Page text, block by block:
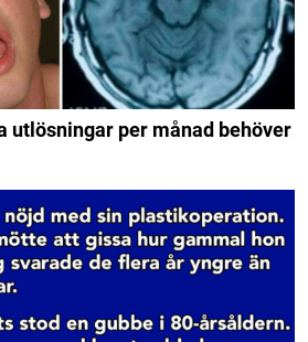
utlösningar per månad behöver